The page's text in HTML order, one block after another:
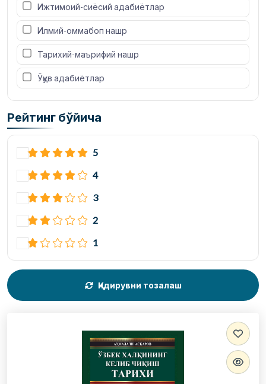
Ижтимоий-сиёсий адабиётлар
Илмий-оммабоп нашр
Тарихий-маърифий нашр
Ўқув адабиётлар
Рейтинг бўйича
5
4
3
2
1
Қидирувни тозалаш